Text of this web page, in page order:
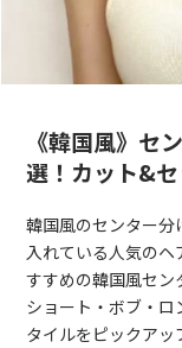
《韓国風》セ
選！カット&
韓国風のセンター分
入れている人気の
すすめの韓国風セン
ショート・ボブ・
タイルをピックア